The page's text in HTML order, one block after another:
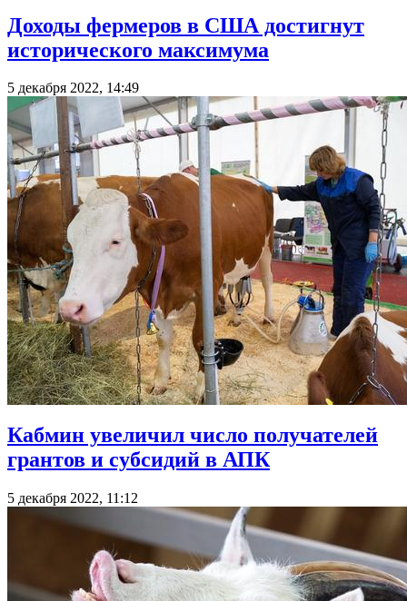
Доходы фермеров в США достигнут
исторического максимума
5 декабря 2022, 14:49
Кабмин увеличил число получателей
грантов и субсидий в АПК
5 декабря 2022, 11:12